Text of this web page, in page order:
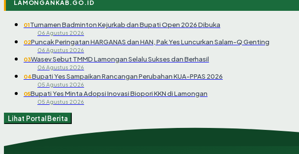
LAMONGANKAB.GO.ID
01Turnamen Badminton Kejurkab dan Bupati Open 2026 Dibuka
06 Agustus 2026
02Puncak Peringatan HARGANAS dan HAN, Pak Yes Luncurkan Salam-Q Genting
06 Agustus 2026
03Wasev Sebut TMMD Lamongan Selalu Sukses dan Berhasil
06 Agustus 2026
04Bupati Yes Sampaikan Rancangan Perubahan KUA-PPAS 2026
05 Agustus 2026
05Bupati Yes Minta Adopsi Inovasi Biopori KKN di Lamongan
05 Agustus 2026
Lihat Portal Berita